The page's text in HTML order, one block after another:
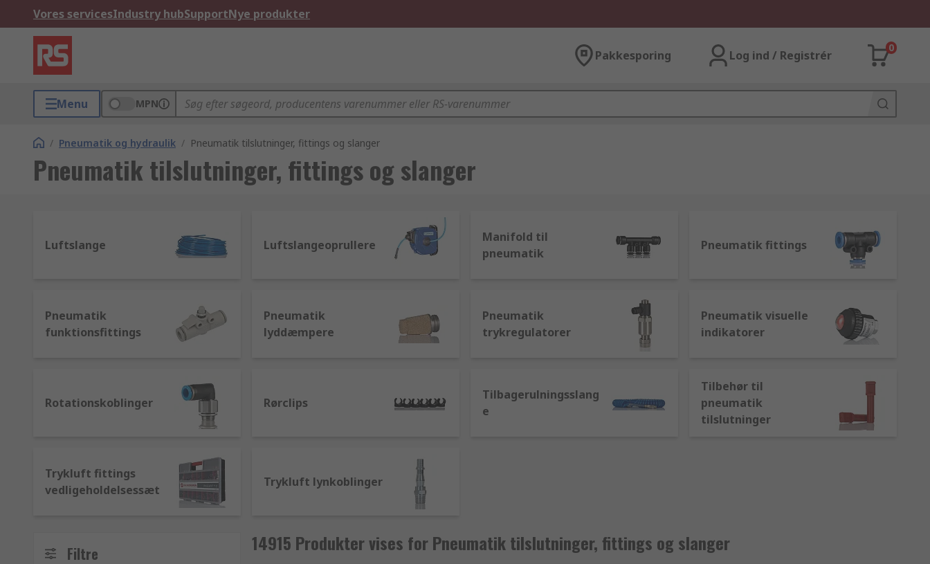
Vores servicesIndustry hubSupportNye produkter
Pakkesporing Log ind / Registrér
0
Menu MPN
/ Pneumatik og hydraulik / Pneumatik tilslutninger, fittings og slanger
Pneumatik tilslutninger, fittings og slanger
Luftslange Luftslangeoprullere
Manifold til
pneumatik
Pneumatik fittings
Pneumatik
funktionsfittings
Pneumatik
lyddæmpere
Pneumatik
trykregulatorer
Pneumatik visuelle
indikatorer
Rotationskoblinger Rørclips
Tilbagerulningsslang
e
Tilbehør til
pneumatik
tilslutninger
Trykluft fittings
vedligeholdelsessæt
Trykluft lynkoblinger
Filtre 14915 Produkter vises for Pneumatik tilslutninger, fittings og slanger